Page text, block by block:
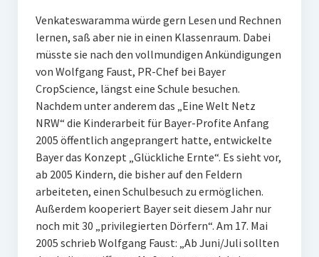
Venkateswaramma würde gern Lesen und Rechnen
lernen, saß aber nie in einen Klassenraum. Dabei
müsste sie nach den vollmundigen Ankündigungen
von Wolfgang Faust, PR-Chef bei Bayer
CropScience, längst eine Schule besuchen.
Nachdem unter anderem das „Eine Welt Netz
NRW“ die Kinderarbeit für Bayer-Profite Anfang
2005 öffentlich angeprangert hatte, entwickelte
Bayer das Konzept „Glückliche Ernte“. Es sieht vor,
ab 2005 Kindern, die bisher auf den Feldern
arbeiteten, einen Schulbesuch zu ermöglichen.
Außerdem kooperiert Bayer seit diesem Jahr nur
noch mit 30 „privilegierten Dörfern“. Am 17. Mai
2005 schrieb Wolfgang Faust: „Ab Juni/Juli sollten